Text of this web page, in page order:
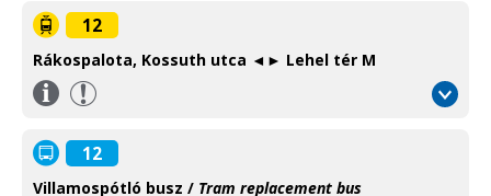
12
Rákospalota, Kossuth utca ◄► Lehel tér M
Információ
Information
12
Villamospótló busz / Tram replacement bus